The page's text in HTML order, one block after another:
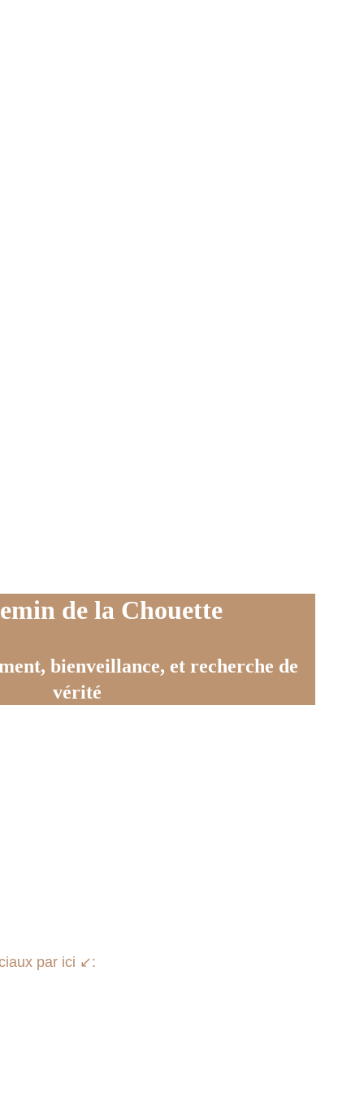
de la Chouette
bienveillance, et recherche de
vérité
par ici ↙️: